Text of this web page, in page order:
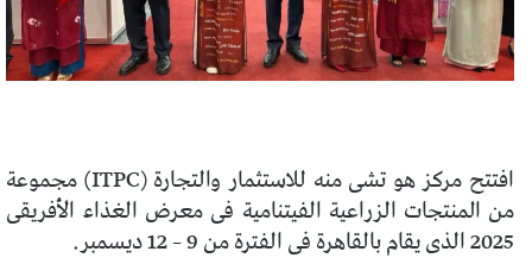
افتتح مركز هو تشى منه للاستثمار والتجارة (ITPC) مجموعة
من المنتجات الزراعية الفيتنامية فى معرض الغذاء الأفريقى
2025 الذى يقام بالقاهرة فى الفترة من 9 – 12 ديسمبر.